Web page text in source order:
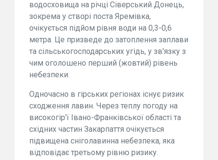
водосховища на річці Сіверський Донець,
зокрема у створі поста Яремівка,
очікується підйом рівня води на 0,3-0,6
метра. Це призведе до затоплення заплави
та сільськогосподарських угідь, у зв'язку з
чим оголошено перший (жовтий) рівень
небезпеки.
Одночасно в гірських регіонах існує ризик
сходження лавин. Через теплу погоду на
високогір'ї Івано-Франківської області та
східних частин Закарпаття очікується
підвищена сніголавинна небезпека, яка
відповідає третьому рівню ризику.